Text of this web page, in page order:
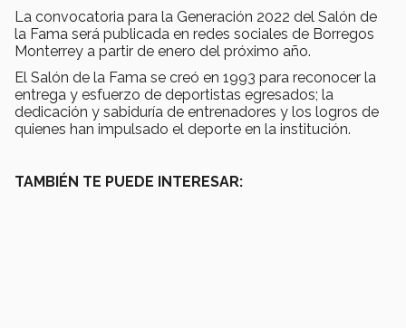
La convocatoria para la Generación 2022 del Salón de
la Fama será publicada en redes sociales de Borregos
Monterrey a partir de enero del próximo año.
El Salón de la Fama se creó en 1993 para reconocer la
entrega y esfuerzo de deportistas egresados; la
dedicación y sabiduría de entrenadores y los logros de
quienes han impulsado el deporte en la institución.
TAMBIÉN TE PUEDE INTERESAR: